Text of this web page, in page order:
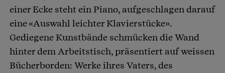
einer Ecke steht ein Piano, aufgeschlagen darauf
eine «Auswahl leichter Klavierstücke».
Gediegene Kunstbände schmücken die Wand
hinter dem Arbeitstisch, präsentiert auf weissen
Bücherborden: Werke ihres Vaters, des